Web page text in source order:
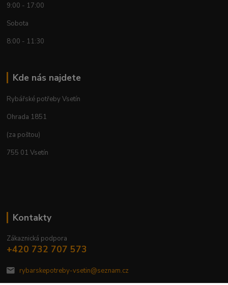
9:00 - 17:00
Sobota
8:00 - 11:30
Kde nás najdete
Rybářské potřeby Vsetín
Ohrada 1851
(za poštou)
755 01 Vsetín
Kontakty
Zákaznická podpora
+420 732 707 573
rybarskepotreby-vsetin@seznam.cz